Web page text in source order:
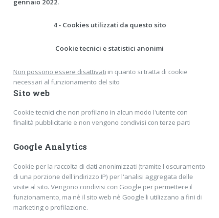
gennaio 2022.
4 - Cookies utilizzati da questo sito
Cookie tecnici e statistici anonimi
Non possono essere disattivati in quanto si tratta di cookie
necessari al funzionamento del sito
Sito web
Cookie tecnici che non profilano in alcun modo l'utente con
finalità pubblicitarie e non vengono condivisi con terze parti
Google Analytics
Cookie per la raccolta di dati anonimizzati (tramite l'oscuramento
di una porzione dell'indirizzo IP) per l'analisi aggregata delle
visite al sito. Vengono condivisi con Google per permettere il
funzionamento, ma nè il sito web nè Google li utilizzano a fini di
marketing o profilazione.